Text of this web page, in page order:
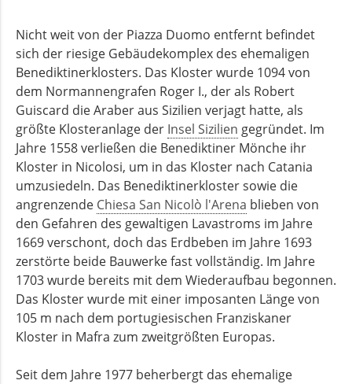
Nicht weit von der Piazza Duomo entfernt befindet
sich der riesige Gebäudekomplex des ehemaligen
Benediktinerklosters. Das Kloster wurde 1094 von
dem Normannengrafen Roger I., der als Robert
Guiscard die Araber aus Sizilien verjagt hatte, als
größte Klosteranlage der Insel Sizilien gegründet. Im
Jahre 1558 verließen die Benediktiner Mönche ihr
Kloster in Nicolosi, um in das Kloster nach Catania
umzusiedeln. Das Benediktinerkloster sowie die
angrenzende Chiesa San Nicolò l'Arena blieben von
den Gefahren des gewaltigen Lavastroms im Jahre
1669 verschont, doch das Erdbeben im Jahre 1693
zerstörte beide Bauwerke fast vollständig. Im Jahre
1703 wurde bereits mit dem Wiederaufbau begonnen.
Das Kloster wurde mit einer imposanten Länge von
105 m nach dem portugiesischen Franziskaner
Kloster in Mafra zum zweitgrößten Europas.
Seit dem Jahre 1977 beherbergt das ehemalige